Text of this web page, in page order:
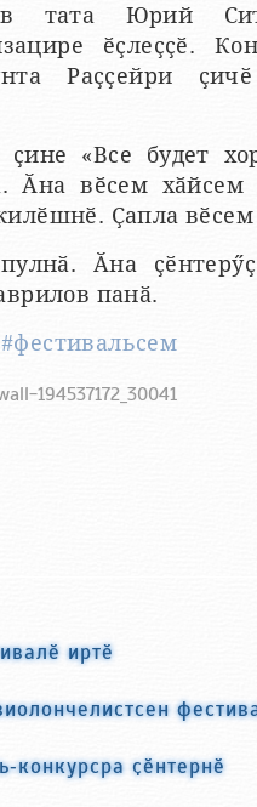
тата Юрий
ӗҫлеҫҫӗ.
Раҫҫейри ҫичӗ
ҫине «Все будет
Ӑна вӗсем
Ҫапла
Ӑна
панӑ.
#фестивальсем
194537172_30041
иртӗ
ҫӗнтернӗ